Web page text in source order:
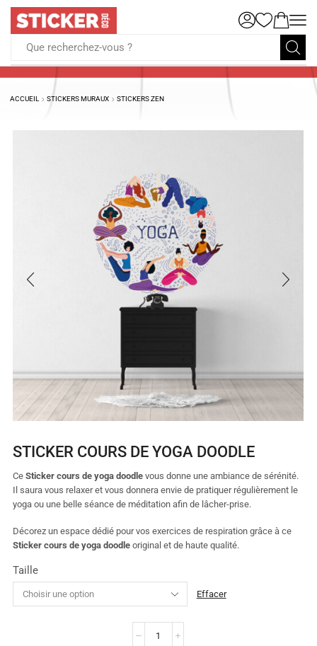
Que recherchez-vous ?
ACCUEIL STICKERS MURAUX STICKERS ZEN
STICKER COURS DE YOGA DOODLE
Ce Sticker cours de yoga doodle vous donne une ambiance de sérénité.
Il saura vous relaxer et vous donnera envie de pratiquer régulièrement le
yoga ou une belle séance de méditation afin de lâcher-prise.
Décorez un espace dédié pour vos exercices de respiration grâce à ce
Sticker cours de yoga doodle original et de haute qualité.
Taille
Effacer